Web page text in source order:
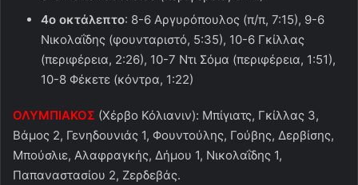
4ο οκτάλεπτο: 8-6 Αργυρόπουλος (π/π, 7:15), 9-6
Νικολαΐδης (φουνταριστό, 5:35), 10-6 Γκίλλας
(περιφέρεια, 2:26), 10-7 Ντι Σόμα (περιφέρεια, 1:51),
10-8 Φέκετε (κόντρα, 1:22)
ΟΛΥΜΠΙΑΚΟΣ (Χέρβο Κόλιανιν): Μπίγιατς, Γκίλλας 3,
Βάμος 2, Γενηδουνιάς 1, Φουντούλης, Γούβης, Δερβίσης,
Μπούσλιε, Αλαφραγκής, Δήμου 1, Νικολαΐδης 1,
Παπαναστασίου 2, Ζερδεβάς.